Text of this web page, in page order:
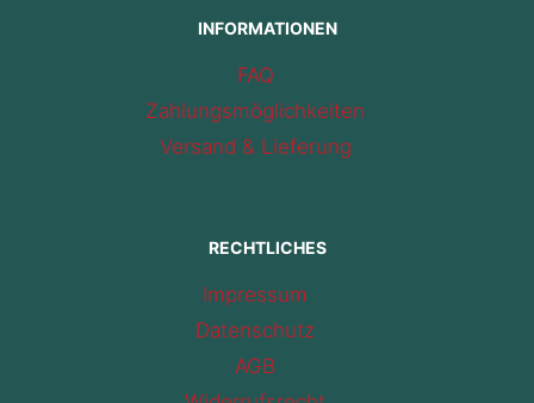
INFORMATIONEN
FAQ
Zahlungsmöglichkeiten
Versand & Lieferung
RECHTLICHES
Impressum
Datenschutz
AGB